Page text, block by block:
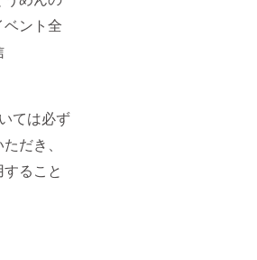
ント全
ては必ず
だき、
ること